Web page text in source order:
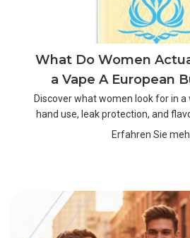
What Do Women
a Vape A European
Discover what women look for in a
hand use, leak protection, and
buyer survey
Erfahren Sie